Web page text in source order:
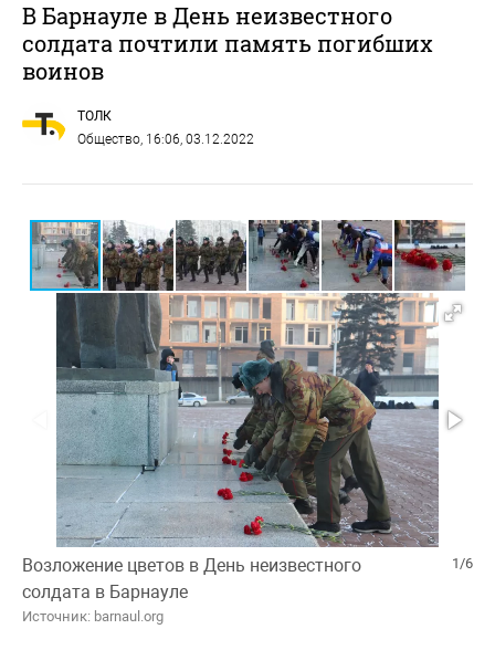
В Барнауле в День неизвестного
солдата почтили память погибших
воинов
ТОЛК
Общество, 16:06, 03.12.2022
1/6
Возложение цветов в День неизвестного
солдата в Барнауле
Источник: barnaul.org